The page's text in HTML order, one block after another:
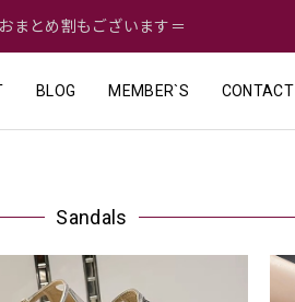
まとめ割もございます＝
BLOG MEMBER`S CONTACT
Sandals